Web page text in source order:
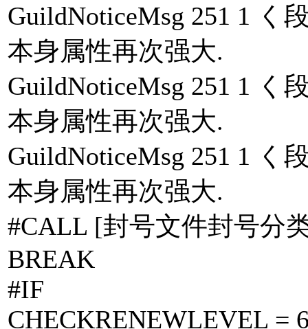
GuildNoticeMsg 251 1 く
本身属性再次强大.
GuildNoticeMsg 251 1 く
本身属性再次强大.
GuildNoticeMsg 251 1 く
本身属性再次强大.
#CALL [封号文件封号分
BREAK
#IF
CHECKRENEWLEVEL =